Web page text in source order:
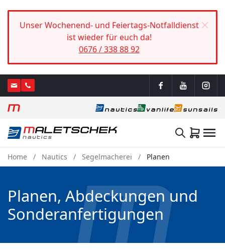
Unser Wochenend- und Feiertags-Notfalldienst
ist wieder für euch da!
0676 / 338 88 92
Home Nautics Segelmacherei Planen
Planen, Abdeckungen und
Sonderanfertigungen